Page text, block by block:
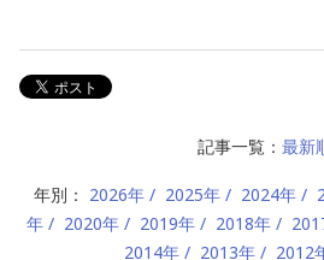
記事一覧： 最新
年別： 2026年 2025年 2024年
年
2020年 2019年 2018年
2014年
2013年 2012